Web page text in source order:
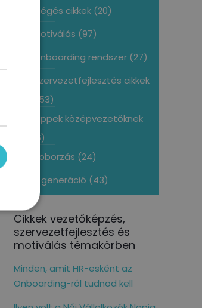
Kiégés cikkek(20)
Motiválás (97)
Onboarding rendszer(27)
Szervezetfejlesztés cikkek
(153)
Tippek középvezetőknek
(6)
Toborzás (24)
Z generáció (43)
Cikkek vezetőképzés,
szervezetfejlesztés és
motiválás témakörben
Minden, amit HR-esként az
Onboarding-ról tudnod kell